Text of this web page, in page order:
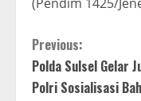
(Pendim 1425/
C
o
Previous:
Polda Sulsel Gelar
Polri Sosialisasi